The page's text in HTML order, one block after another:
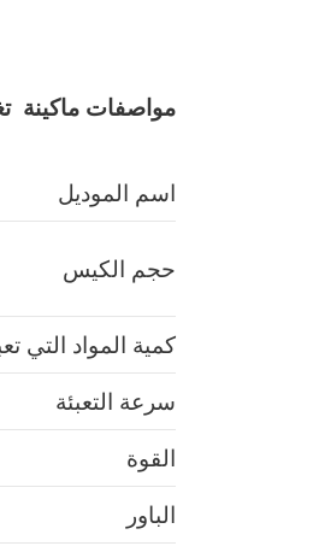
مواصفات ماكينة
اسم الموديل
حجم الكيس
كمية المواد التي
سرعة التعبئة
القوة
الباور